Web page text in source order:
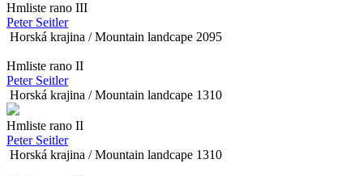
Hmliste rano III
Peter Seitler
Horská krajina / Mountain landcape 2095
Hmliste rano II
Peter Seitler
Horská krajina / Mountain landcape 1310
Hmliste rano II
Peter Seitler
Horská krajina / Mountain landcape 1310